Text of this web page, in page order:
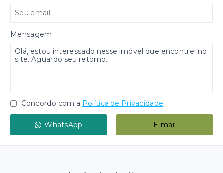
Mensagem
Concordo com a Política de Privacidade
WhatsApp E-mail